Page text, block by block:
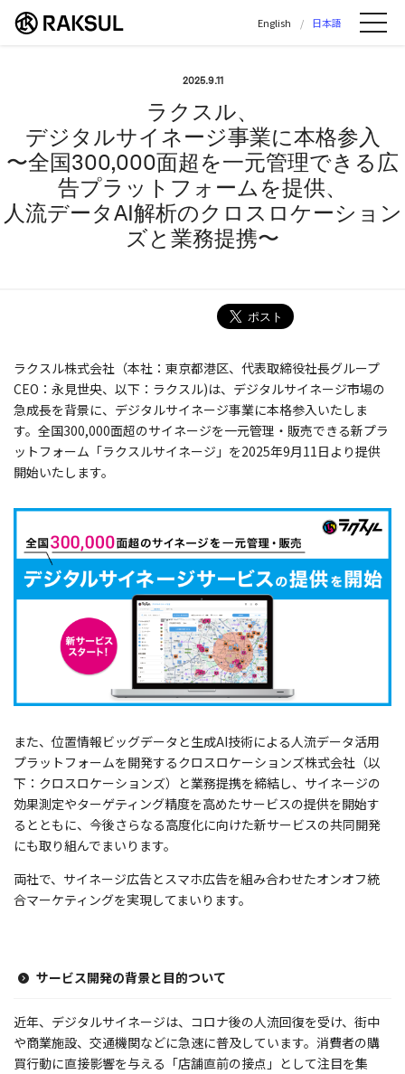
ラクスル株式会社 | ラクスル株式会社の公
English 日本語
2025.9.11
ラクスル、
デジタルサイネージ事業に本格参入
〜全国300,000面超を一元管理できる広
告プラットフォームを提供、
人流データAI解析のクロスロケーション
ズと業務提携〜
ラクスル株式会社（本社：東京都港区、代表取締役社長グループ
CEO：永見世央、以下：ラクスル)は、デジタルサイネージ市場の
急成長を背景に、デジタルサイネージ事業に本格参入いたしま
す。 全国300,000面超のサイネージを一元管理・販売できる新プラ
ットフォーム「ラクスルサイネージ」を2025年9月11日より提供
開始いたします。
また、位置情報ビッグデータと生成AI技術による人流データ活用
プラットフォームを開発するクロスロケーションズ株式会社（以
下：クロスロケーションズ）と業務提携を締結し、サイネージの
効果測定やターゲティング精度を高めたサービスの提供を開始す
るとともに、今後さらなる高度化に向けた新サービスの共同開発
にも取り組んでまいります。
両社で、サイネージ広告とスマホ広告を組み合わせたオンオフ統
合マーケティングを実現してまいります。
サービス開発の背景と目的ついて
近年、デジタルサイネージは、コロナ後の人流回復を受け、街中
や商業施設、交通機関などに急速に普及しています。消費者の購
買行動に直接影響を与える「店舗直前の接点」として注目を集